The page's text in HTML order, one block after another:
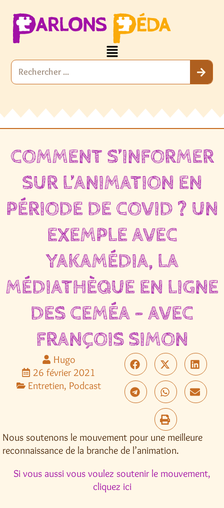
COMMENT S’INFORMER
SUR L’ANIMATION EN
PÉRIODE DE COVID ? UN
EXEMPLE AVEC
YAKAMÉDIA, LA
MÉDIATHÈQUE EN LIGNE
DES CEMÉA – AVEC
FRANÇOIS SIMON
Hugo
26 février 2021
Entretien, Podcast
Nous soutenons le mouvement pour une meilleure
reconnaissance de la branche de l’animation.
Si vous aussi vous voulez soutenir le mouvement,
cliquez ici